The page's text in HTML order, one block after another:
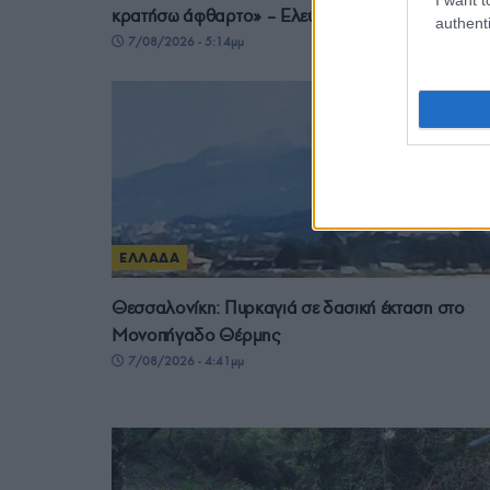
κρατήσω άφθαρτο» – Ελεύθερος ο 55χρονος
7/08/2026 - 5:14μμ
ΕΛΛΑΔΑ
Θεσσαλονίκη: Πυρκαγιά σε δασική έκταση στο
Μονοπήγαδο Θέρμης
7/08/2026 - 4:41μμ